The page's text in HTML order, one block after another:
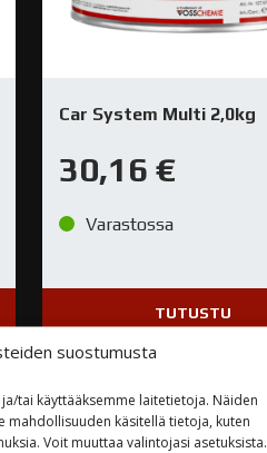
suostumusta
tai käyttääksemme laitetietoja. Näiden
mahdollisuuden käsitellä tietoja, kuten
Voit muuttaa valintojasi asetuksista.
Car System Multi 2,0kg
30,16 €
Varastossa
TUTUSTU